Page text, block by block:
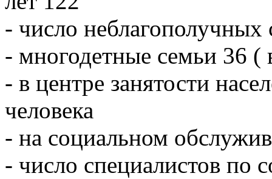
- число
- многодетные семьи 36 (
- в центре занятости
человека
- на социальном
- число специалистов по